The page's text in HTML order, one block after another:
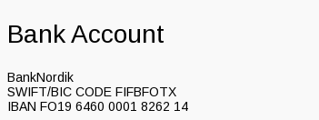
Bank Account
BankNordik
SWIFT/BIC CODE FIFBFOTX
IBAN FO19 6460 0001 8262 14